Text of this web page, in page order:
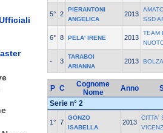
5° 2
PIERANTONI
ANGELICA
2013
SSD
6° 8 PELA' IRENE 2013
TEAM
- 3
TARABOI
ARIANNA
2013
P C
Cognome
Nome
Anno
Serie n° 2
1° 7
GONZO
ISABELLA
2013
CITTA'